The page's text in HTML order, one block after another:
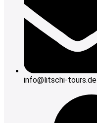
info@litschi-tours.de